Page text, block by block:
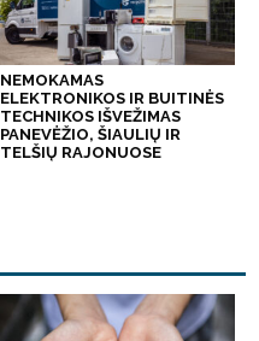
NEMOKAMAS
ELEKTRONIKOS IR BUITINĖS
TECHNIKOS IŠVEŽIMAS
PANEVĖŽIO, ŠIAULIŲ IR
TELŠIŲ RAJONUOSE